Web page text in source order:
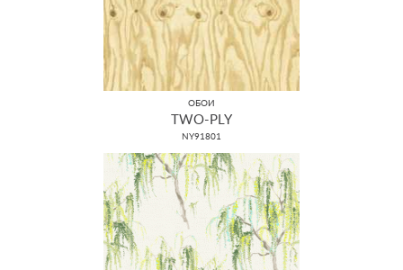
ОБОИ
TWO-PLY
NY91801